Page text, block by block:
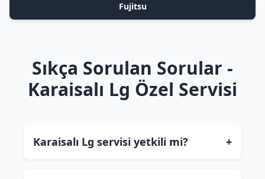
Fujitsu
Sıkça Sorulan Sorular -
Karaisalı Lg Özel Servisi
Karaisalı Lg servisi yetkili mi? +